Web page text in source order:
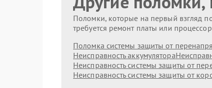
Поломки, которые на первый взгляд
требуется ремонт платы или
Поломка системы защиты от
Неисправность аккумулятора
Неисправность системы защиты от
Неисправность системы защиты от